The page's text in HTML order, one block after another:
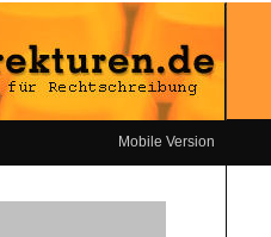
Mobile Version